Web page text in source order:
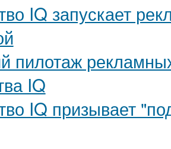
IQ запускает
пилотаж
IQ
IQ призывает